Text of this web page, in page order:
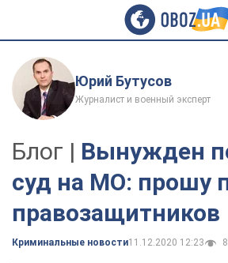
Юрий Бутусов
Журналист и военный эксперт
Блог | Вынужден
суд на МО: прошу
правозащитников
Криминальные новости11.12.2020 12:23